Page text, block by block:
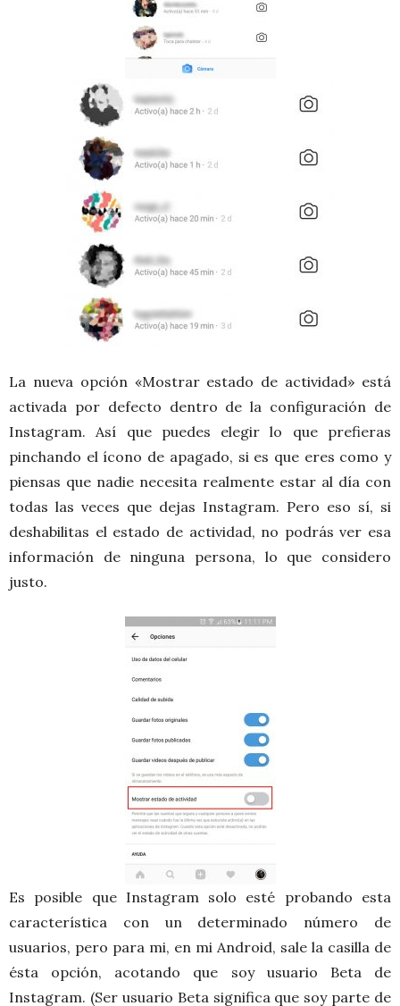
La nueva opción «Mostrar estado de actividad» está
activada por defecto dentro de la configuración de
Instagram. Así que puedes elegir lo que prefieras
pinchando el ícono de apagado, si es que eres como y
piensas que nadie necesita realmente estar al día con
todas las veces que dejas Instagram. Pero eso sí, si
deshabilitas el estado de actividad, no podrás ver esa
información de ninguna persona, lo que considero
justo.
Es posible que Instagram solo esté probando esta
característica con un determinado número de
usuarios, pero para mi, en mi Android, sale la casilla de
ésta opción, acotando que soy usuario Beta de
Instagram. (Ser usuario Beta significa que soy parte de